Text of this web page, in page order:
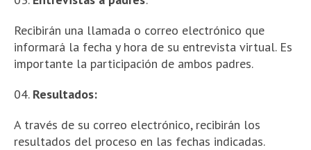
Recibirán una llamada o correo electrónico que
informará la fecha y hora de su entrevista virtual. Es
importante la participación de ambos padres.
Resultados:
A través de su correo electrónico, recibirán los
resultados del proceso en las fechas indicadas.